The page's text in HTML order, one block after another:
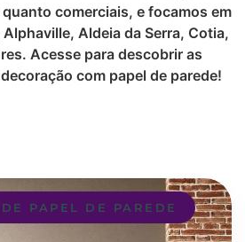
comerciais, e focamos em
Aldeia da Serra, Cotia,
Acesse para descobrir as
com papel de parede!
PAPEL DE PAREDE